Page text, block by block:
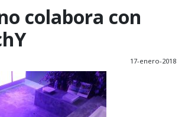
colabora con
17-enero-2018